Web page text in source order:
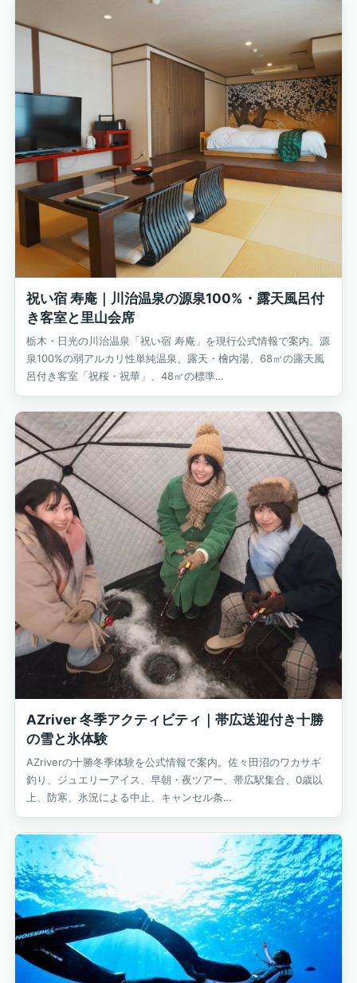
祝い宿 寿庵｜川治温泉の源泉100%・露天風呂付
き客室と里山会席
栃木・日光の川治温泉「祝い宿 寿庵」を現行公式情報で案内。源
泉100%の弱アルカリ性単純温泉、露天・檜内湯、68㎡の露天風
呂付き客室「祝桜・祝華」、48㎡の標準…
AZriver 冬季アクティビティ｜帯広送迎付き十勝
の雪と氷体験
AZriverの十勝冬季体験を公式情報で案内。佐々田沼のワカサギ
釣り、ジュエリーアイス、早朝・夜ツアー、帯広駅集合、0歳以
上、防寒、氷況による中止、キャンセル条…